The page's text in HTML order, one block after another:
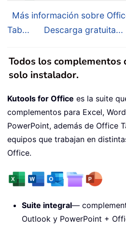
Más información sobre
Tab...
Descarga gratuita...
Todos los complementos
solo instalador.
Kutools for Office es la suite
complementos para Excel,
PowerPoint, además de Office
equipos que trabajan en
Office.
Suite integral—
Outlook y PowerPoint +